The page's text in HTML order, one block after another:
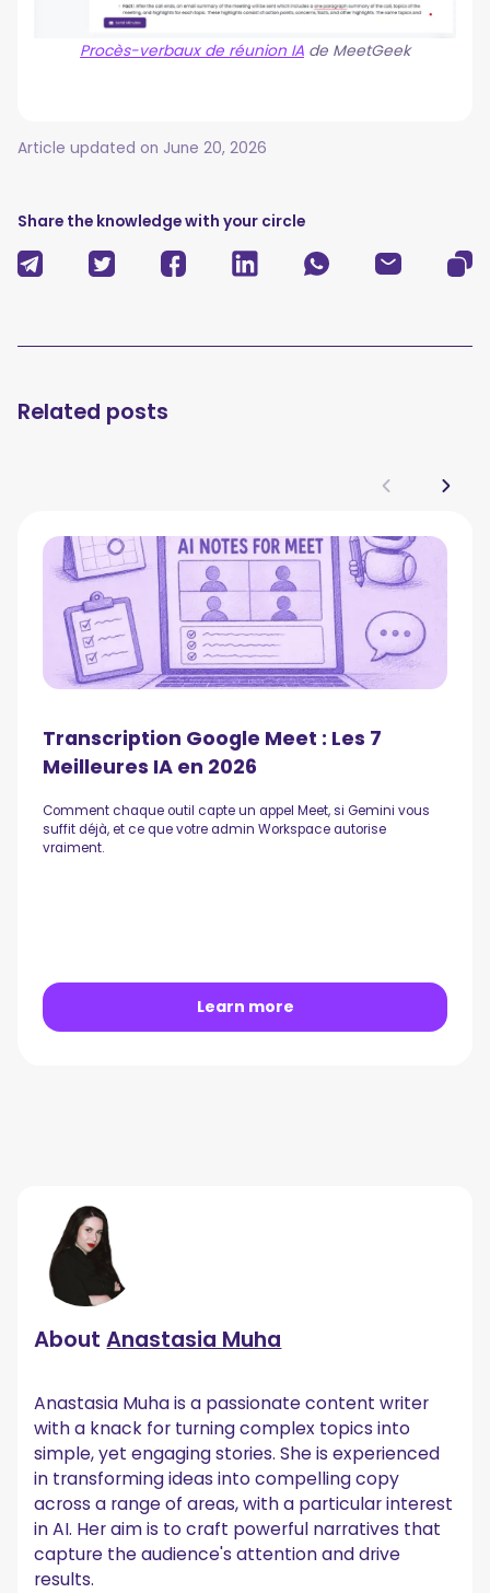
Procès-verbaux de réunion IA de MeetGeek
Article updated on June 20, 2026
Share the knowledge with your circle
Related posts
Transcription Google Meet : Les 7
Meilleures IA en 2026
Comment chaque outil capte un appel Meet, si Gemini vous
suffit déjà, et ce que votre admin Workspace autorise
vraiment.
Learn more
AboutAnastasia Muha
Anastasia Muha is a passionate content writer
with a knack for turning complex topics into
simple, yet engaging stories. She is experienced
in transforming ideas into compelling copy
across a range of areas, with a particular interest
in AI. Her aim is to craft powerful narratives that
capture the audience's attention and drive
results.